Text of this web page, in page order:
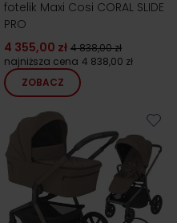
fotelik Maxi Cosi CORAL SLIDE
PRO
4 355,00 zł 4 838,00 zł
najniższa cena 4 838,00 zł
ZOBACZ